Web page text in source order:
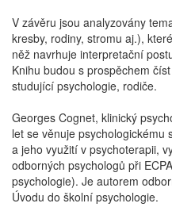
V závěru jsou analyzovány
kresby, rodiny, stromu aj.),
něž navrhuje interpretační
Knihu budou s prospěchem
studující psychologie, rodiče.
Georges Cognet, klinický
let se věnuje psychologickému
a jeho využití v psychoterapii,
odborných psychologů při
psychologie). Je autorem
Úvodu do školní psychologie.